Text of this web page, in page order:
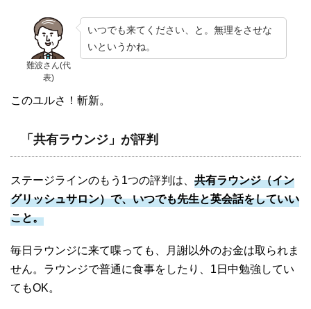
難波さん(代
表)
いつでも来てください、と。無理をさせな
いというかね。
このユルさ！斬新。
「共有ラウンジ」が評判
ステージラインのもう1つの評判は、 共有ラウンジ（イン
グリッシュサロン）で、いつでも先生と英会話をしていい
こと。
毎日ラウンジに来て喋っても、月謝以外のお金は取られま
せん。ラウンジで普通に食事をしたり、1日中勉強してい
てもOK。